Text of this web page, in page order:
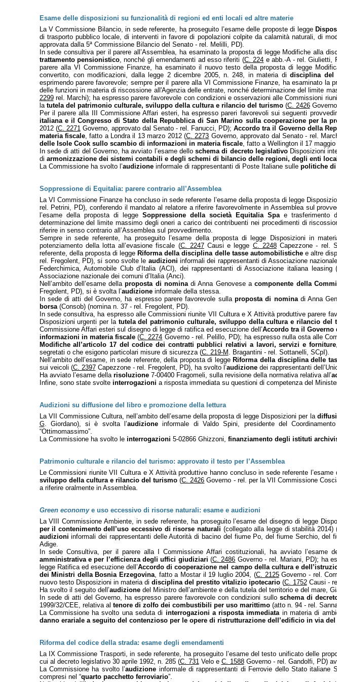
Esame delle disposizioni su funzionalità di regioni ed enti locali ed altre materie
La V Commissione Bilancio, in sede referente, ha proseguito l’esame delle proposte di legge
di trasporto pubblico locale, di interventi in favore di popolazioni colpite da calamità naturali, di
approvata dalla 5ª Commissione Bilancio del Senato - rel. Melilli, PD).
In sede consultiva per il parere all’Assemblea, ha esaminato la proposta di legge Modifiche alla
trattamento pensionistico, nonché gli emendamenti ad esso riferiti (C. 224 e abb.-A - rel. Giulietti,
parere alla VI Commissione Finanze, ha esaminato il nuovo testo della proposta di legge
convertito, con modificazioni, dalla legge 2 dicembre 2005, n. 248, in materia didisciplina del
esprimendo parere favorevole; sempre per il parere alla VI Commissione Finanze, ha esaminato la
delle funzioni in materia di riscossione all'Agenzia delle entrate, nonché determinazione del limite
2299rel. Marchi); ha espresso parere favorevole con condizioni e osservazioni alle Commissioni
la tutela del patrimonio culturale, sviluppo della cultura e rilancio del turismo(C. 2426
Per il parere alla III Commissione Affari esteri, ha espresso pareri favorevoli sui seguenti
italiana e il Congresso di Stato della Repubblica di San Marino sulla cooperazione per la
2012 (C. 2271Governo, approvato dal Senato - rel. Fanucci, PD);Accordo tra il Governo della
materia fiscale, fatto a Londra il 13 marzo 2012 (C. 2273 Governo, approvato dal Senato - rel.
delle Isole Cook sullo scambio di informazioni in materia fiscale, fatto a Wellington il 17 maggio
In sede di atti del Governo, ha avviato l’esame delloschema di decreto legislativoDisposizioni
di armonizzazione dei sistemi contabili e degli schemi di bilancio delle regioni, degli enti
La Commissione ha svolto l’audizioneinformale di rappresentanti di Poste Italiane sulle politiche di
Soppressione di Equitalia: parere contrario all’Assemblea
La VI Commissione Finanze ha concluso in sede referente l’esame della proposta di legge
rel. Petrini, PD), conferendo il mandato al relatore a riferire favorevolmente in Assemblea sul
l’esame della proposta di legge Soppressione della società Equitalia Spae trasferimento
determinazione del limite massimo degli oneri a carico dei contribuenti nei procedimenti di
riferire in senso contrario all’Assemblea sul provvedimento.
Sempre in sede referente, ha proseguito l’esame della proposta di legge Disposizioni in
potenziamento della lotta all’evasione fiscale (C. 2247Causi e legge C. 2248Capezzone - rel.
referente, della proposta di legge Riforma della disciplina delle tasse automobilistichee altre
rel. Fregolent, PD), si sono svolte le audizioni informali dei rappresentanti di Associazione
Federchimica, Automobile Club d’Italia (ACI), dei rappresentanti di Associazione italiana
Associazione nazionale dei comuni d’Italia (Anci).
Nell’ambito dell’esame dellaproposta di nominadi Anna Genovese acomponente della
Fregolent, PD), si è svolta l’audizioneinformale della stessa.
In sede di atti del Governo, ha espresso parere favorevole sulla proposta di nominadi Anna
borsa(Consob) (nomina n. 37 - rel. Fregolent, PD).
In sede consultiva, ha espresso alle Commissioni riunite VII Cultura e X Attività produttive parere
Disposizioni urgenti per la tutela del patrimonio culturale, sviluppo della cultura e rilancio del
Commissione Affari esteri sul disegno di legge di ratifica ed esecuzione dell’Accordo tra il Governo
informazioni in materia fiscale (C. 2274 Governo - rel. Pelillo, PD); ha espresso nulla osta alle
Modifiche all’articolo 17 del codice dei contratti pubblici relativi a lavori, servizi e forniture
segretati o che esigono particolari misure di sicurezza (C. 219-M . Bragantini - rel. Sottanelli, SCpI).
Nell’ambito dell’esame, in sede referente, della proposta di legge Riforma della disciplina delle
sui veicoli (C. 2397Capezzone - rel. Fregolent, PD), ha svolto l’audizionedei rappresentanti
Ha avviato l’esame della risoluzione7-00400 Fragomeli, sulla revisione della normativa relativa all’
Infine, sono state svolte interrogazioni a risposta immediata su questioni di competenza del
Audizioni su diffusione del libro e promozione della lettura
La VII Commissione Cultura, nell’ambito dell’esame della proposta di legge Disposizioni per la
G. Giordano), si è svolta l’audizione informale di Valdo Spini, presidente del
“Ottimomassimo”.
La Commissione ha svolto le interrogazioni 5-02866 Ghizzoni, finanziamento degli istituti
Patrimonio culturale e rilancio del turismo: approvato il testo per l’Assemblea
Le Commissioni riunite VII Cultura e X Attività produttive hanno concluso in sede referente
sviluppo della cultura e rilancio del turismo (C. 2426 Governo - rel. per la VII Commissione
a riferire oralmente in Assemblea.
Green economye uso eccessivo di risorse naturali: esame e audizioni
La VIII Commissione Ambiente, in sede referente, ha proseguito l’esame del disegno di legge
per il contenimento dell’uso eccessivo di risorse naturali (collegato alla legge di stabilità 2014)
audizioni informali dei rappresentanti delle Autorità di bacino del fiume Po, del fiume Serchio,
Adige.
In sede Consultiva, per il parere alla I Commissione Affari costituzionali, ha avviato l’esame
amministrativa e per l’efficienza degli uffici giudiziari (C. 2486 Governo - rel. Mariani, PD); ha
legge Ratifica ed esecuzione dell’Accordo di cooperazione nel campo della cultura e
dei Ministri della Bosnia Erzegovina, fatto a Mostar il 19 luglio 2004, (C. 2125Governo - rel.
nuovo testo Disposizioni in materia di disciplina del prestito vitalizio ipotecario(C. 1752Causi -
Ha svolto il seguito dell’audizionedel Ministro dell’ambiente e della tutela del territorio e del mare,
In sede di atti del Governo, ha espresso parere favorevole con condizioni sullo schema di
1999/32/CEE, relativa al tenore di zolfo dei combustibili per uso marittimo(atto n. 94 - rel.
La Commissione ha svolto una seduta di interrogazioni a risposta immediatain materia di
danno erariale a seguito del contenzioso per le opere di ristrutturazione dell’edificio in via
Riforma del codice della strada: esame degli emendamenti
La IX Commissione Trasporti, in sede referente, ha proseguito l’esame del testo unificato delle
cui al decreto legislativo 30 aprile 1992, n. 285 (C. 731Velo e C. 1588Governo - rel. Gandolfi, PD)
La Commissione ha svolto l’audizione informale di rappresentanti di Ferrovie dello Stato italiane
compresi nel “quarto pacchetto ferroviario”.